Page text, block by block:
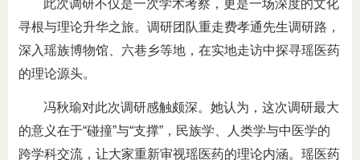
此次调研不仅是一次学术考察，更是一场深度的文化
寻根与理论升华之旅。调研团队重走费孝通先生调研路，
深入瑶族博物馆、六巷乡等地，在实地走访中探寻瑶医药
的理论源头。
冯秋瑜对此次调研感触颇深。她认为，这次调研最大
的意义在于“碰撞”与“支撑”，民族学、人类学与中医学的
跨学科交流，让大家重新审视瑶医药的理论内涵。瑶医药